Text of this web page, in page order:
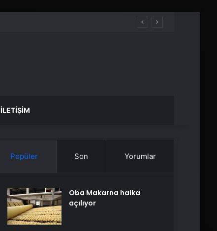
İLETIŞIM
Popüler Son Yorumlar
Oba Makarna halka
açılıyor